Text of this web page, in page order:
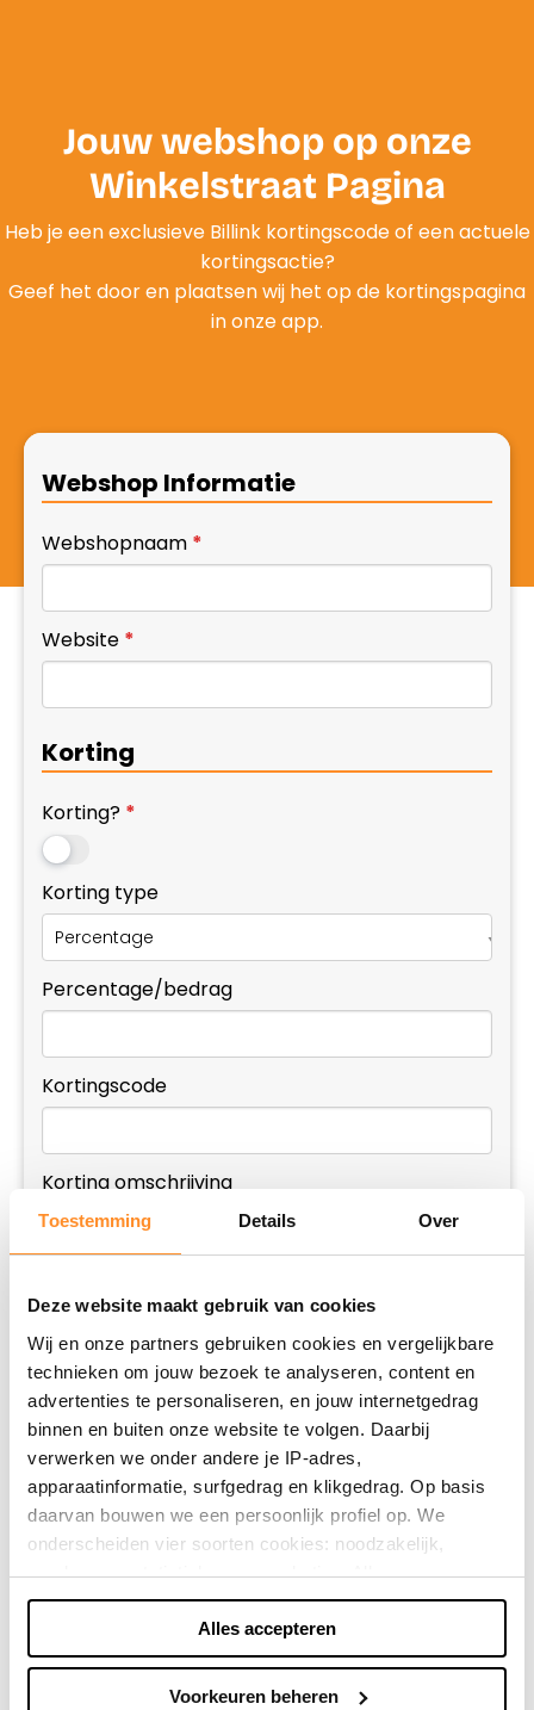
Toestemming Details Over
Deze website maakt gebruik van cookies
Wij en onze partners gebruiken cookies en vergelijkbare
technieken om jouw bezoek te analyseren, content en
advertenties te personaliseren, en jouw internetgedrag
binnen en buiten onze website te volgen. Daarbij
verwerken we onder andere je IP-adres,
apparaatinformatie, surfgedrag en klikgedrag. Op basis
daarvan bouwen we een persoonlijk profiel op. We
onderscheiden vier soorten cookies: noodzakelijk,
voorkeuren, statistieken en marketing. Alleen
noodzakelijke cookies plaatsen we zonder toestemming.
Je kunt alle cookies accepteren, weigeren, of zelf kiezen
via "Voorkeuren beheren". Je keuze kun je op elk
moment wijzigen of intrekken via de zwevende knop
Alles accepteren
Voorkeuren beheren
Jouw webshop op onze
Winkelstraat Pagina
Heb je een exclusieve Billink kortingscode of een actuele
kortingsactie?
Geef het door en plaatsen wij het op de kortingspagina
in onze app.
PAY
Webshop Informatie
Webshopnaam *
Website *
Korting
Korting? *
Korting type
Percentage/bedrag
Kortingscode
Korting omschrijving
Geldigheid korting
Van
Tot
you
human,
this
field